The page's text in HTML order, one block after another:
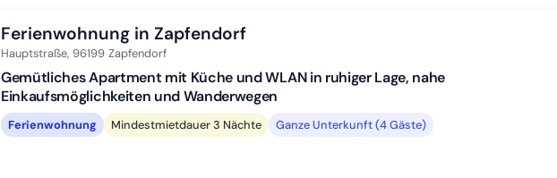
Ferienwohnung in Zapfendorf
Hauptstraße, 96199 Zapfendorf
Gemütliches Apartment mit Küche und WLAN in ruhiger Lage, nahe
Einkaufsmöglichkeiten und Wanderwegen
Ferienwohnung Mindestmietdauer 3 Nächte Ganze Unterkunft (4 Gäste)